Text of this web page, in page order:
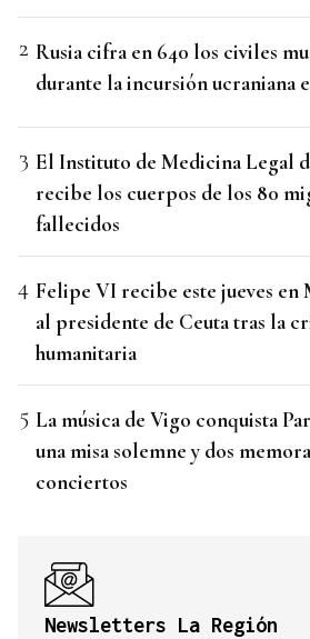
Rusia cifra en 640 los civiles
durante la incursión ucraniana
El Instituto de Medicina Legal
recibe los cuerpos de los 80
fallecidos
Felipe VI recibe este jueves en
al presidente de Ceuta tras la
humanitaria
La música de Vigo conquista
una misa solemne y dos
conciertos
Newsletters La Región